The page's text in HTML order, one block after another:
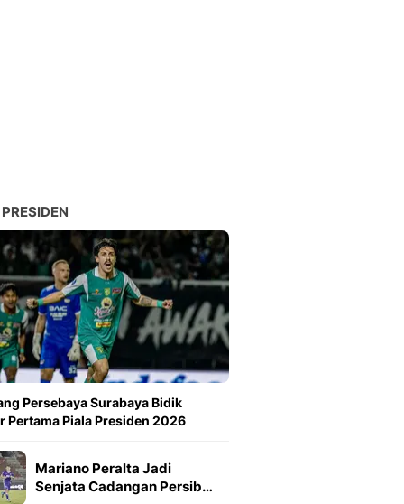
Persebaya Surabaya Bidik
Pertama Piala Presiden 2026
Mariano Peralta Jadi
Senjata Cadangan Persib…